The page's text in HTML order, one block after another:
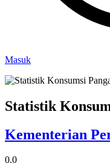
Masuk
Statistik
Kementerian
0.0